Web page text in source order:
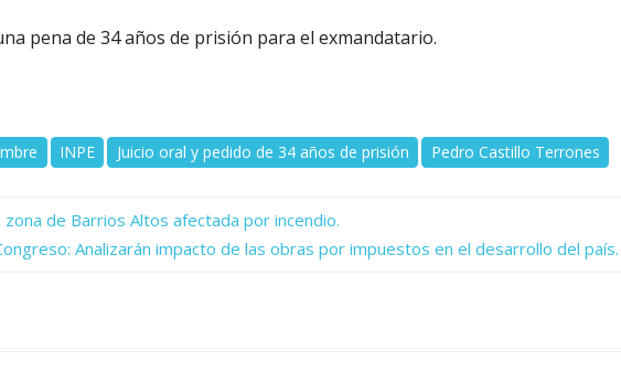
pena de 34 años de prisión para el exmandatario.
INPE Juicio oral y pedido de 34 años de prisión Pedro Castillo Terrones
de Barrios Altos afectada por incendio.
Analizarán impacto de las obras por impuestos en el desarrollo del país.